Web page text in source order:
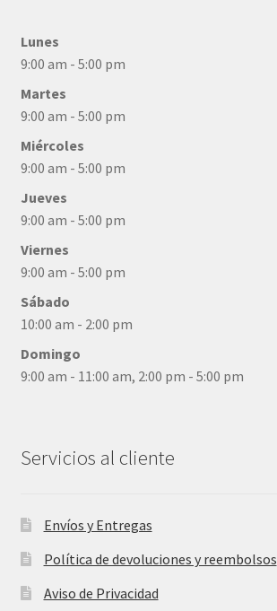
Lunes
9:00 am - 5:00 pm
Martes
9:00 am - 5:00 pm
Miércoles
9:00 am - 5:00 pm
Jueves
9:00 am - 5:00 pm
Viernes
9:00 am - 5:00 pm
Sábado
10:00 am - 2:00 pm
Domingo
9:00 am - 11:00 am, 2:00 pm - 5:00 pm
Servicios al cliente
Envíos y Entregas
Política de devoluciones y reembolsos
Aviso de Privacidad